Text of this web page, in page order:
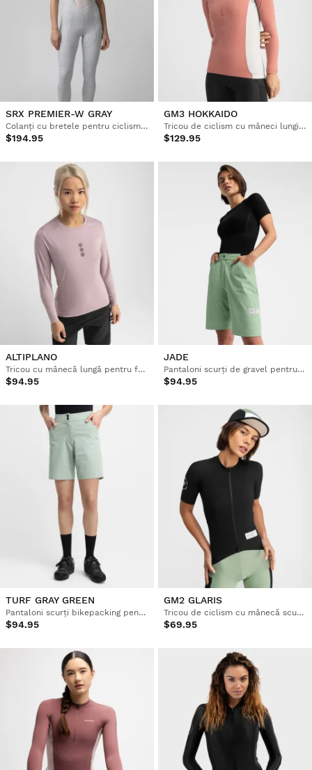
SRX PREMIER-W GRAY
Colanți cu bretele pentru ciclism pentru femei
$194.95
GM3 HOKKAIDO
Tricou de ciclism cu mâneci lungi pentru femei
$129.95
ALTIPLANO
Tricou cu mânecă lungă pentru femei cu ciclism pe pietriș
$94.95
JADE
Pantaloni scurți de gravel pentru femei
$94.95
TURF GRAY GREEN
Pantaloni scurți bikepacking pentru femei
$94.95
GM2 GLARIS
Tricou de ciclism cu mânecă scurtă pentru femei
$69.95